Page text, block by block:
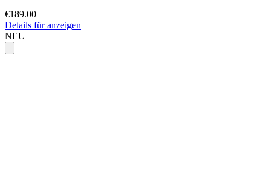
€189.00
Details für anzeigen
NEU